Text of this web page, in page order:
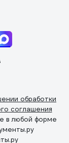
обработки
соглашения
в любой форме